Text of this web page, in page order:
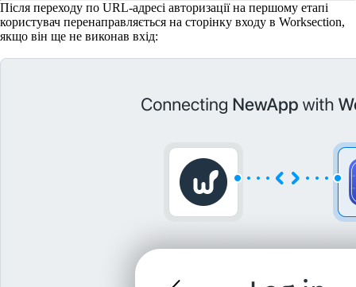
Після переходу по URL-адресі авторизації на першому етапі
користувач перенаправляється на сторінку входу в Worksection,
якщо він ще не виконав вхід: